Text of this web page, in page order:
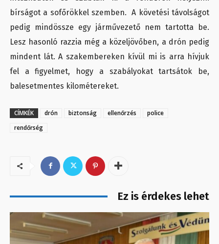
bírságot a sofőrökkel szemben. A követési távolságot
pedig mindössze egy járművezető nem tartotta be.
Lesz hasonló razzia még a közeljövőben, a drón pedig
mindent lát. A szakembereken kívül mi is arra hívjuk
fel a figyelmet, hogy a szabályokat tartsátok be,
balesetmentes kilométereket.
CÍMKÉK drón biztonság ellenőrzés
police
rendőrség
Ez is érdekes lehet